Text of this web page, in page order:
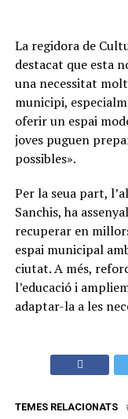
La regidora de
destacat que esta
una necessitat
municipi,
oferir un espai
joves puguen
possibles».
Per la seua part,
Sanchis, ha
recuperar en
espai municipal
ciutat. A més,
l’educació i
adaptar-la a les
TEMES RELACIONATS